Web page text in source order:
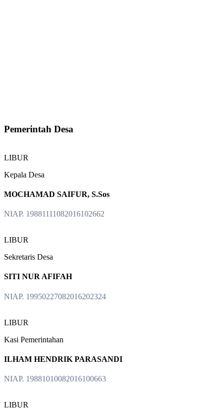
Pemerintah Desa
LIBUR
Kepala Desa
MOCHAMAD SAIFUR, S.Sos
NIAP. 19881111082016102662
LIBUR
Sekretaris Desa
SITI NUR AFIFAH
NIAP. 19950227082016202324
LIBUR
Kasi Pemerintahan
ILHAM HENDRIK PARASANDI
NIAP. 19881010082016100663
LIBUR